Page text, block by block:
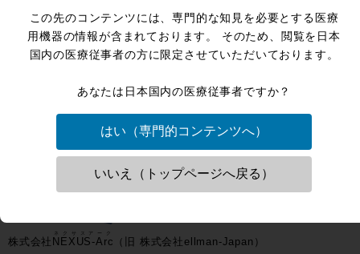
【外部リンク】第125回日本耳鼻咽喉科頭頸部外科学会
株式会社 NEXUS-Arc
ネクサスアーク
（旧 株式会社ellman-Japan）
この先のコンテンツには、専門的な知見を必要とする医療
用機器の情報が含まれております。 そのため、閲覧を日本
国内の医療従事者の方に限定させていただいております。
あなたは日本国内の医療従事者ですか？
はい（専門的コンテンツへ）
いいえ（トップページへ戻る）